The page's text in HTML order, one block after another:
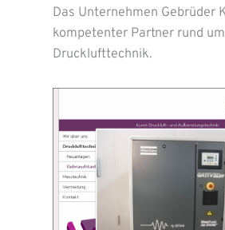
Das Unternehmen Gebrüder
kompetenter Partner rund
Drucklufttechnik.